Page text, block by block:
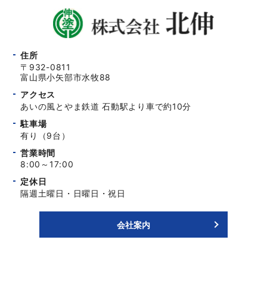
住所
〒932-0811
富山県小矢部市水牧88
アクセス
あいの風とやま鉄道 石動駅より車で約10分
駐車場
有り（9台）
営業時間
8:00～17:00
定休日
隔週土曜日・日曜日・祝日
会社案内